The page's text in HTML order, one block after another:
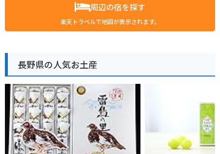
周辺の宿を探す
楽天トラベルで地図が表示されます。
長野県の人気お土産